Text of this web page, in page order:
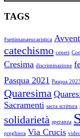
TAGS
#settimanaeucaristica
catechismo ceneri
Cresima discriminazione
Pasqua 2021 Pasqua 2023
Quaresima
Sacramenti sacra scrittura
solidarietà speranza
preghiera Via Crucis video